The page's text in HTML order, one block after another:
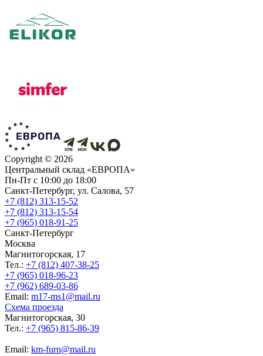
Copyright © 2026
Центральный склад «ЕВРОПА»
Пн-Пт с 10:00 до 18:00
Санкт-Петербург, ул. Салова, 57
+7 (812) 313-15-52
+7 (812) 313-15-54
+7 (965) 018-91-25
Санкт-Петербург
Москва
Магнитогорская, 17
Тел.: +7 (812) 407-38-25
+7 (965) 018-96-23
+7 (962) 689-03-86
Еmail: m17-ms1@mail.ru
Схема проезда
Магнитогорская, 30
Тел.: +7 (965) 815-86-39
Еmail: km-furn@mail.ru